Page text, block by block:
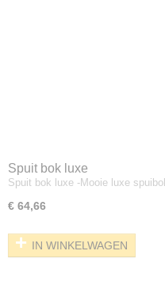
Spuit bok luxe
Spuit bok luxe -Mooie luxe
€ 64,66
IN WINKELWAGEN